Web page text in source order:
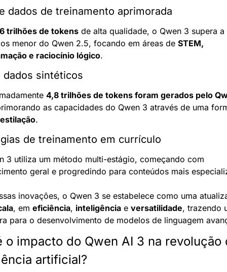
dados de treinamento aprimorada
trilhões de tokens de alta qualidade, o Qwen 3 supera a
menor do Qwen 2.5, focando em áreas de STEM,
e raciocínio lógico.
dados sintéticos
4,8 trilhões de tokens foram gerados pelo
.
de treinamento em currículo
3 utiliza um método multi-estágio, começando com
geral e progredindo para conteúdos mais
inovações, o Qwen 3 se estabelece como uma
, em eficiência, inteligência e versatilidade, trazendo
para o desenvolvimento de modelos de linguagem
o impacto do Qwen AI 3 na revolução
artificial?